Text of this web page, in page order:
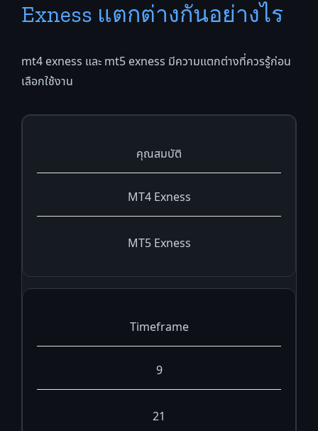
Exness แตกต่างกันอย่างไร
mt4 exness และ mt5 exness มีความแตกต่างที่ควรรู้ก่อน
เลือกใช้งาน
คุณสมบัติ
MT4 Exness
MT5 Exness
Timeframe
9
21